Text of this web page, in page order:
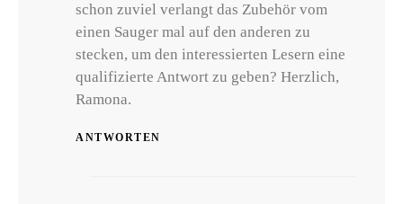
schon zuviel verlangt das Zubehör vom
einen Sauger mal auf den anderen zu
stecken, um den interessierten Lesern eine
qualifizierte Antwort zu geben? Herzlich,
Ramona.
ANTWORTEN